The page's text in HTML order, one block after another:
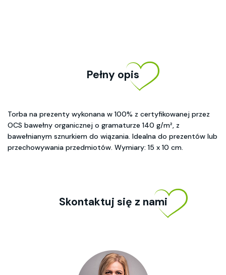
Pełny opis
Torba na prezenty wykonana w 100% z certyfikowanej przez
OCS bawełny organicznej o gramaturze 140 g/m², z
bawełnianym sznurkiem do wiązania. Idealna do prezentów lub
przechowywania przedmiotów. Wymiary: 15 x 10 cm.
Skontaktuj się z nami